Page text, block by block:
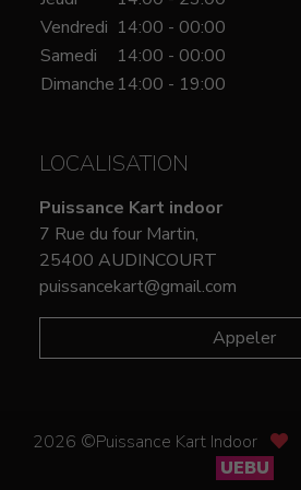
Vendredi 14:00 - 00:00
Samedi
14:00 - 00:00
Dimanche 14:00 - 19:00
LOCALISATION
Puissance Kart indoor
7 Rue du four Martin,
25400 AUDINCOURT
puissancekart@gmail.com
Appeler
2026 ©Puissance Kart Indoor
UEBU